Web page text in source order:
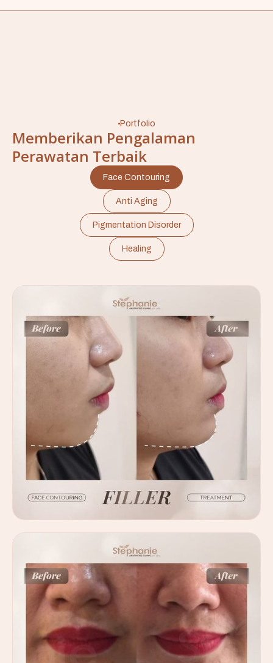
Portfolio
Memberikan Pengalaman
Perawatan Terbaik
Face Contouring
Anti Aging
Pigmentation Disorder
Healing